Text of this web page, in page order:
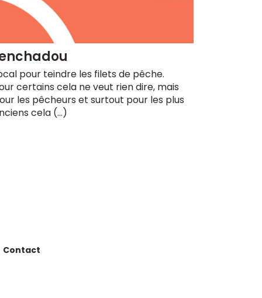
pour teindre les filets de pêche.
certains cela ne veut rien dire, mais
les pêcheurs et surtout pour les plus
cela (…)
Contact